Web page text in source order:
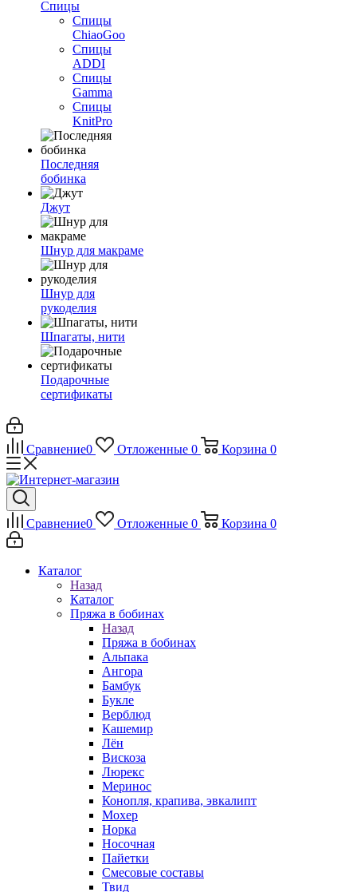
Спицы
Спицы
ChiaoGoo
Спицы
ADDI
Спицы
Gamma
Спицы
KnitPro
Последняя
бобинка
Джут
Шнур для макраме
Шнур для
рукоделия
Шпагаты, нити
Подарочные
сертификаты
Сравнение0 Отложенные 0 Корзина 0
Сравнение0 Отложенные 0 Корзина 0
Каталог
Назад
Каталог
Пряжа в бобинах
Назад
Пряжа в бобинах
Альпака
Ангора
Бамбук
Букле
Верблюд
Кашемир
Лён
Вискоза
Люрекс
Меринос
Конопля, крапива, эвкалипт
Мохер
Норка
Носочная
Пайетки
Смесовые составы
Твид